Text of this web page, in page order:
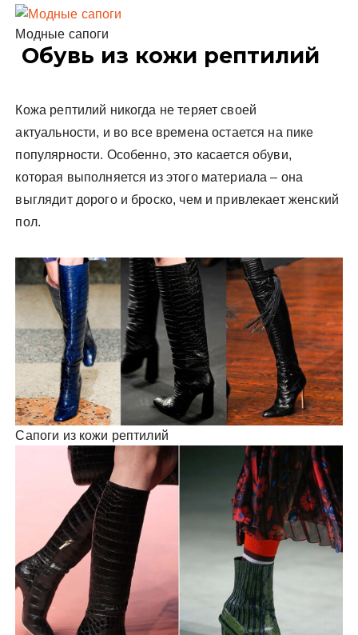
Модные сапоги
Обувь из кожи рептилий
Кожа рептилий никогда не теряет своей
актуальности, и во все времена остается на пике
популярности. Особенно, это касается обуви,
которая выполняется из этого материала – она
выглядит дорого и броско, чем и привлекает женский
пол.
Сапоги из кожи рептилий